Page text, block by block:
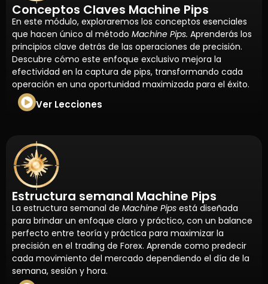
Conceptos Claves Machine Pips
En este módulo, exploraremos los conceptos esenciales
que hacen único al método Machine Pips. Aprenderás los
principios clave detrás de las operaciones de precisión.
Descubre cómo este enfoque exclusivo mejora la
efectividad en la captura de pips, transformando cada
operación en una oportunidad maximizada para el éxito.
Ver Lecciones
Estructura semanal Machine Pips
La estructura semanal de Machine Pips está diseñada
para brindar un enfoque claro y práctico, con un balance
perfecto entre teoría y práctica para maximizar la
precisión en el trading de Forex. Aprende como predecir
cada movimiento del mercado dependiendo el día de la
semana, sesión y hora.